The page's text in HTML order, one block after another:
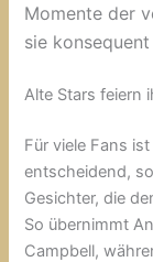
Momente der
sie
Alte Stars feiern
Für viele Fans
entscheidend,
Gesichter, die
So übernimmt
Campbell,